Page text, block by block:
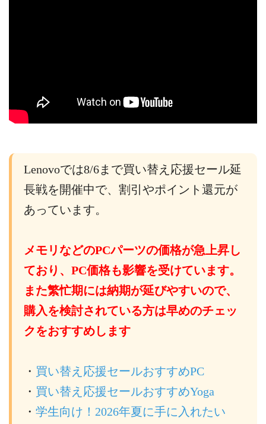
Lenovoでは8/6まで買い替え応援セール延
長戦を開催中で、割引やポイント還元が
あっています。
メモリなどのPCパーツの価格が急上昇し
ており、PC価格も影響を受けています。
また繁忙期には納期が延びやすいので、
購入を検討されている方は早めのチェッ
クをおすすめします
・ 買い替え応援セールおすすめPC
・ 買い替え応援セールおすすめYoga
・ 学生向け！2026年夏に手に入れたい